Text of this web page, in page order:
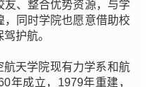
友、整合优势资源，与学
，同时学院也愿意借助校
护航。
天学院现有力学系和航
年成立，1979年重建，